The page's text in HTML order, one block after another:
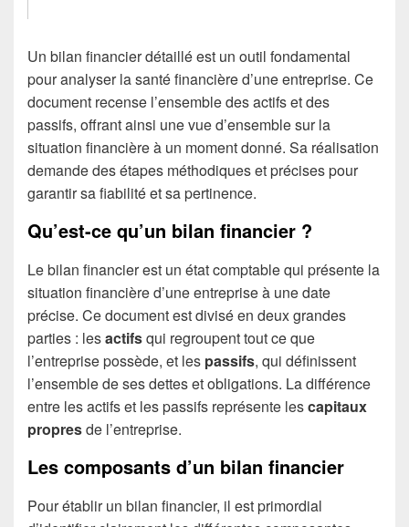
Un bilan financier détaillé est un outil fondamental
pour analyser la santé financière d’une entreprise. Ce
document recense l’ensemble des actifs et des
passifs, offrant ainsi une vue d’ensemble sur la
situation financière à un moment donné. Sa réalisation
demande des étapes méthodiques et précises pour
garantir sa fiabilité et sa pertinence.
Qu’est-ce qu’un bilan financier ?
Le bilan financier est un état comptable qui présente la
situation financière d’une entreprise à une date
précise. Ce document est divisé en deux grandes
parties : lesactifsqui regroupent tout ce que
l’entreprise possède, et les passifs, qui définissent
l’ensemble de ses dettes et obligations. La différence
entre les actifs et les passifs représente lescapitaux
propresde l’entreprise.
Les composants d’un bilan financier
Pour établir un bilan financier, il est primordial